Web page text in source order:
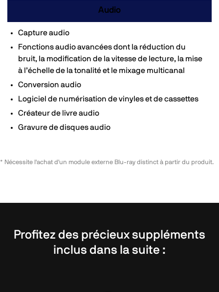
Audio
Capture audio
Fonctions audio avancées dont la réduction du
bruit, la modification de la vitesse de lecture, la mise
à l’échelle de la tonalité et le mixage multicanal
Conversion audio
Logiciel de numérisation de vinyles et de cassettes
Créateur de livre audio
Gravure de disques audio
* Nécessite l'achat d'un module externe Blu-ray distinct à partir du produit.
Profitez des précieux suppléments
inclus dans la suite :